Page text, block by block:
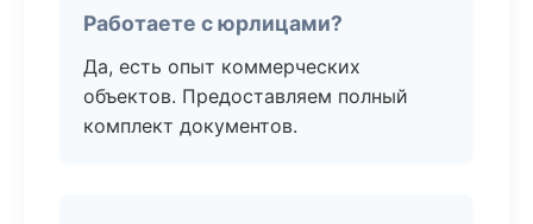
Работаете с юрлицами?
Да, есть опыт коммерческих
объектов. Предоставляем полный
комплект документов.